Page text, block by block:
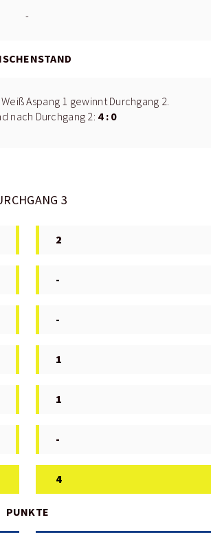
-
Aspang 1 gewinnt Durchgang 2.
nach Durchgang 2: 4 : 0
3
2
-
-
1
1
-
4
PUNKTE